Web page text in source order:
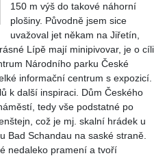
150 m výš do takové náhorní
plošiny. Původně jsem sice
uvažoval jet někam na Jiřetín,
Lípě mají minipivovar, je o cíli
Národního parku České
informační centrum s expozicí.
k další inspiraci. Dům Českého
tedy vše podstatné po
což je mj. skalní hrádek u
Bad Schandau na saské straně.
nedaleko pramení a tvoří